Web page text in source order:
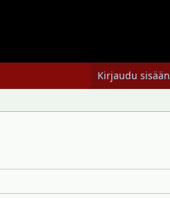
Kirjaudu sisään